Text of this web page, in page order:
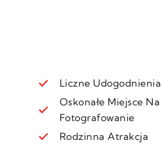
Liczne Udogodnienia
Oskonałe Miejsce Na
Fotografowanie
Rodzinna Atrakcja